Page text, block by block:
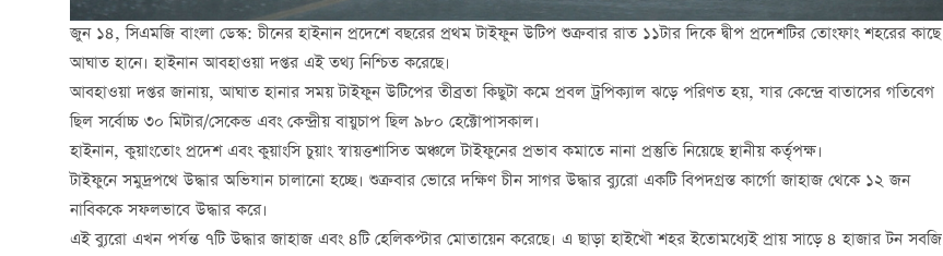
জুন ১৪,সিএমজি বাংলা ডেস্ক:চীনের হাইনান প্রদেশে বছরের প্রথম টাইফুনউটিপ শুক্রবার রাত ১১টার দিকে দ্বীপ প্রদেশটিরতোংফাং শহরেরকাছে
আঘাত হানে। হাইনান আবহাওয়া দপ্তর এই তথ্য নিশ্চিত করেছে।
আবহাওয়া দপ্তর জানায়, আঘাত হানার সময় টাইফুন উটিপের তীব্রতা কিছুটা কমে প্রবল ট্রপিক্যাল ঝড়েপরিণত হয়, যার কেন্দ্রে বাতাসের গতিবেগ
ছিল সর্বোচ্চ ৩০ মিটার/সেকেন্ডএবং কেন্দ্রীয় বায়ুচাপ ছিল ৯৮০ হেক্টোপাসকাল।
হাইনান, কুয়াংতোং প্রদেশ এবং কুয়াংসি চুয়াং স্বায়ত্তশাসিত অঞ্চলে টাইফুনের প্রভাব কমাতে নানা প্রস্তুতি নিয়েছে স্থানীয় কর্তৃপক্ষ।
টাইফুনেসমুদ্রপথে উদ্ধার অভিযানচালানো হচ্ছে। শুক্রবার ভোরেদক্ষিণ চীন সাগর উদ্ধার ব্যুরো একটি বিপদগ্রস্ত কার্গো জাহাজ থেকে ১২ জন
নাবিককে সফলভাবে উদ্ধার করে।
এই ব্যুরো এখন পর্যন্ত ৭টি উদ্ধার জাহাজ এবং৪টি হেলিকপ্টারমোতায়েন করেছে। এ ছাড়াহাইখৌ শহরইতোমধ্যেই প্রায় সাড়ে৪ হাজার টন সবজি